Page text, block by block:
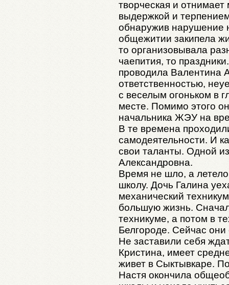
творческая и
выдержкой и
обнаружив нарушение
общежитии закипела
то организовывала
чаепития, то
проводила Валентина
ответственностью,
с веселым огоньком в
месте. Помимо этого
начальника ЖЭУ на
В те времена
самодеятельности. И
свои таланты. Одной
Александровна.
Время не шло, а
школу. Дочь Галина
механический
большую жизнь.
техникуме, а потом в
Белгороде. Сейчас
Не заставили себя
Кристина, имеет
живет в Сыктывкаре.
Настя окончила